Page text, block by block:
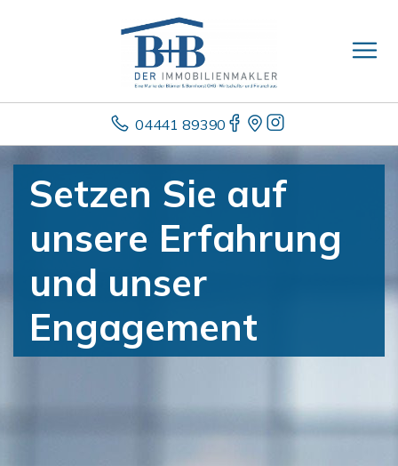
04441 89390
Setzen Sie auf
unsere Erfahrung
und unser
Engagement